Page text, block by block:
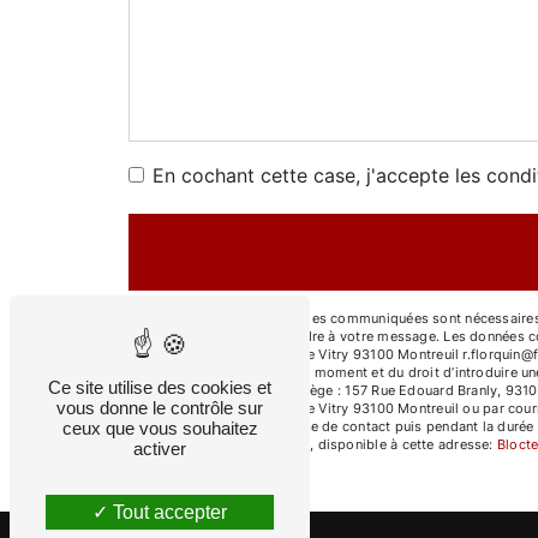
En cochant cette case, j'accepte les
** Les données personnelles communiquées sont
dans le seul but de répondre à votre message. Les données
Bureau / Atelier : 54 Rue de Vitry 93100 Montreuil
votre consentement à tout moment et du droit d’introduire
voie postale à l'adresse Siège : 157 Rue Edouard Branly,
Bureau / Atelier : 54 Rue de Vitry 93100 Montreuil ou par
pendant la période de prise de contact puis pendant la
démarchage téléphonique, disponible à cette adresse:
Ce site utilise des cookies et
vous donne le contrôle sur
ceux que vous souhaitez
activer
Tout accepter